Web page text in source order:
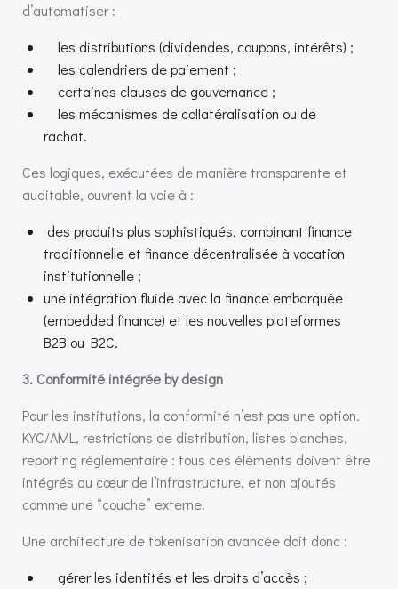
d’automatiser :
les distributions (dividendes, coupons, intérêts) ;
les calendriers de paiement ;
certaines clauses de gouvernance ;
les mécanismes de collatéralisation ou de
rachat.
Ces logiques, exécutées de manière transparente et
auditable, ouvrent la voie à :
des produits plus sophistiqués, combinant finance
traditionnelle et finance décentralisée à vocation
institutionnelle ;
une intégration fluide avec la finance embarquée
(embedded finance) et les nouvelles plateformes
B2B ou B2C.
3. Conformité intégrée by design
Pour les institutions, la conformité n’est pas une option.
KYC/AML, restrictions de distribution, listes blanches,
reporting réglementaire : tous ces éléments doivent être
intégrés au cœur de l’infrastructure, et non ajoutés
comme une “couche” externe.
Une architecture de tokenisation avancée doit donc :
gérer les identités et les droits d’accès ;